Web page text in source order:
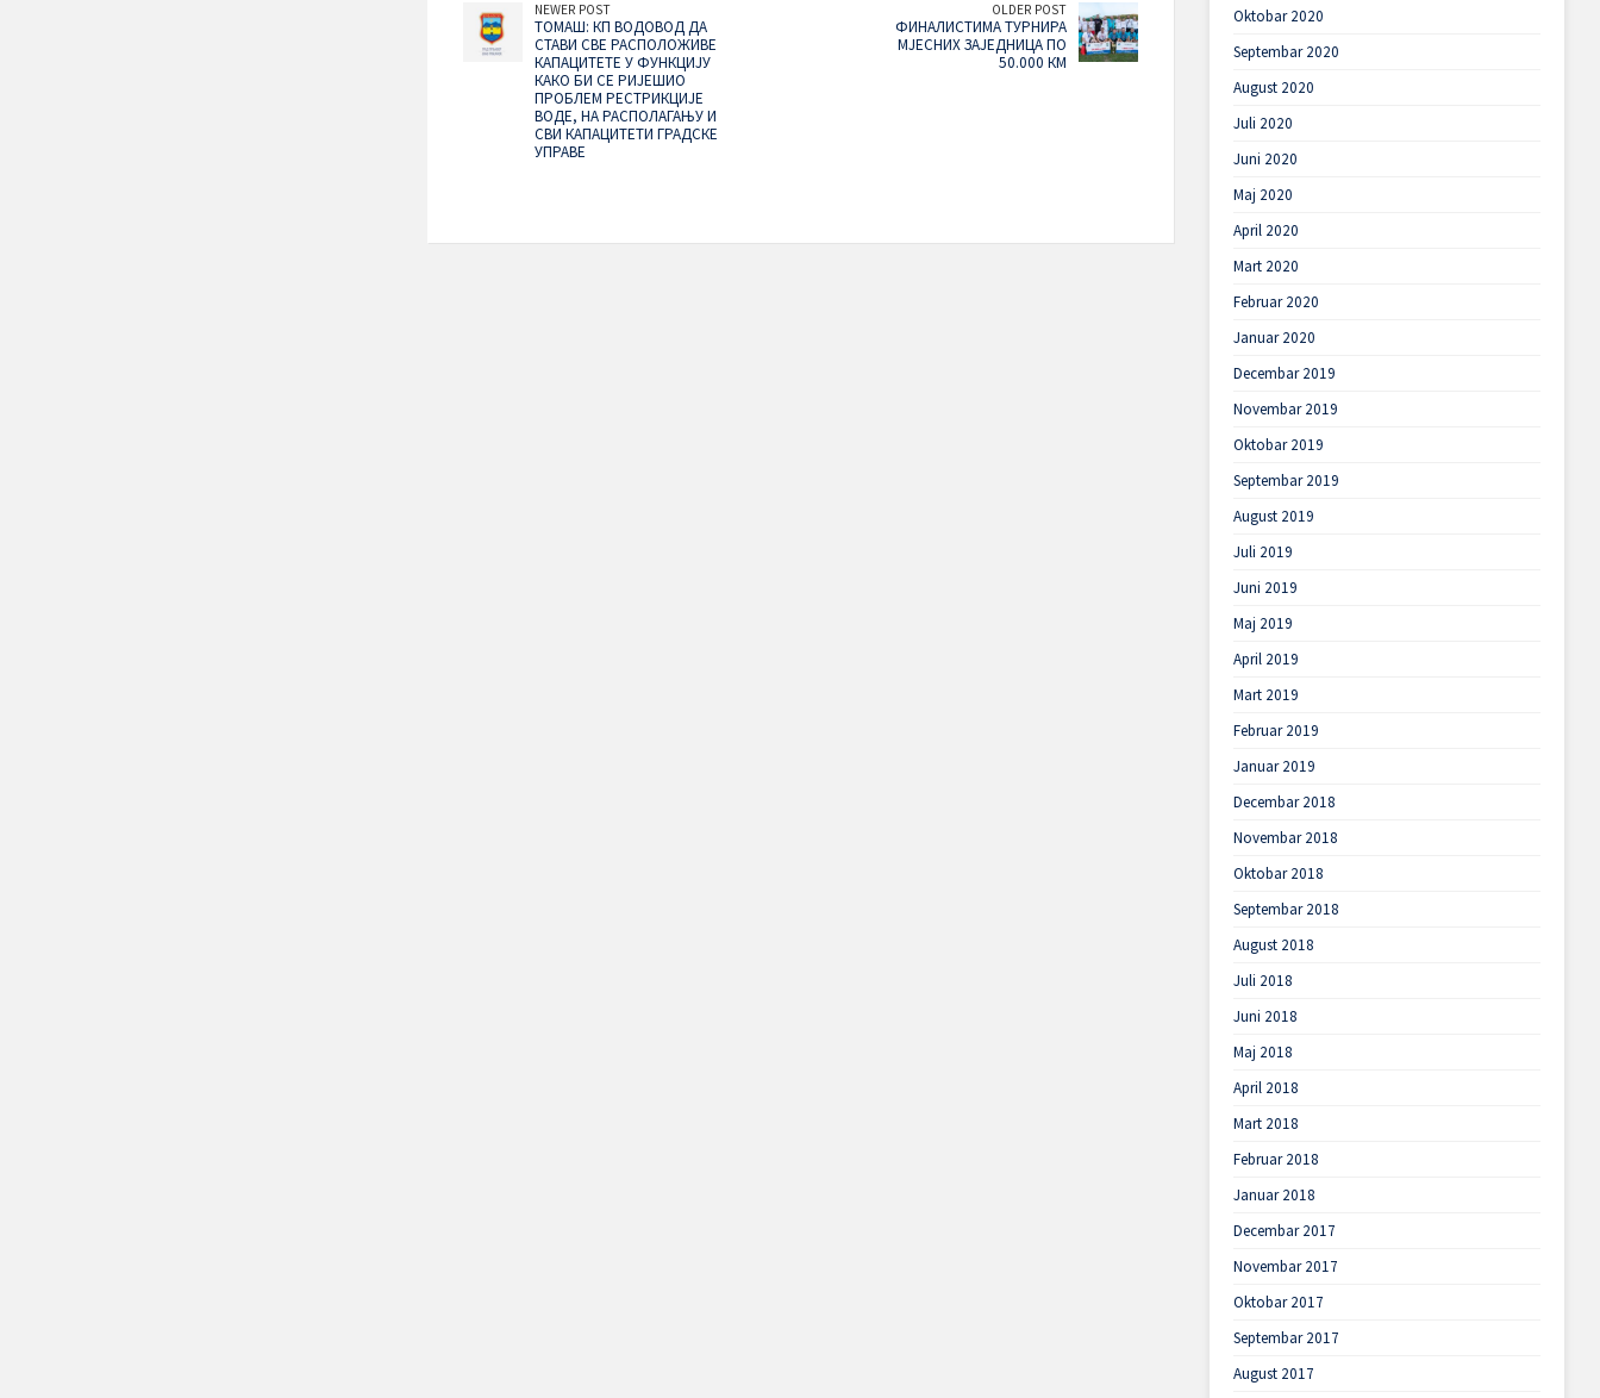
NEWER POST
ТОМАШ: КП ВОДОВОД ДА
СТАВИ СВЕ РАСПОЛОЖИВЕ
КАПАЦИТЕТЕ У ФУНКЦИЈУ
КАКО БИ СЕ РИЈЕШИО
ПРОБЛЕМ РЕСТРИКЦИЈЕ
ВОДЕ, НА РАСПОЛАГАЊУ И
СВИ КАПАЦИТЕТИ ГРАДСКЕ
УПРАВЕ
OLDER POST
ФИНАЛИСТИМА ТУРНИРА
МЈЕСНИХ ЗАЈЕДНИЦА ПО
50.000 КМ
Oktobar 2020
Septembar 2020
August 2020
Juli 2020
Juni 2020
Maj 2020
April 2020
Mart 2020
Februar 2020
Januar 2020
Decembar 2019
Novembar 2019
Oktobar 2019
Septembar 2019
August 2019
Juli 2019
Juni 2019
Maj 2019
April 2019
Mart 2019
Februar 2019
Januar 2019
Decembar 2018
Novembar 2018
Oktobar 2018
Septembar 2018
August 2018
Juli 2018
Juni 2018
Maj 2018
April 2018
Mart 2018
Februar 2018
Januar 2018
Decembar 2017
Novembar 2017
Oktobar 2017
Septembar 2017
August 2017